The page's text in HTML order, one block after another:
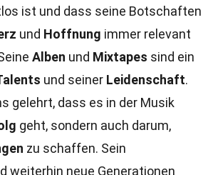
ist und dass seine Botschaften
und Hoffnung immer relevant
Alben und Mixtapes sind ein
und seiner Leidenschaft.
gelehrt, dass es in der Musik
geht, sondern auch darum,
zu schaffen. Sein
weiterhin neue Generationen